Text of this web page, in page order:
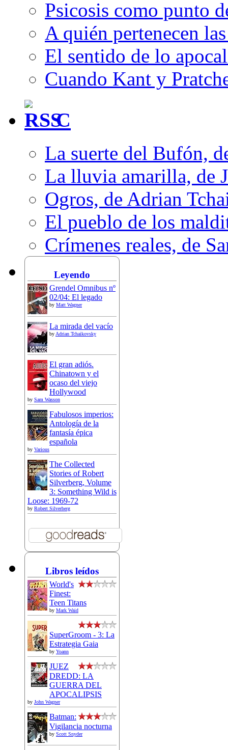
Psicosis como punto
A quién pertenecen
El sentido de lo
Cuando Kant y
C
La suerte del Bufón,
La lluvia amarilla, de
Ogros, de Adrian
El pueblo de los
Crímenes reales, de
Leyendo
Grendel Omnibus nº
02/04: El legado
by Matt Wagner
La mirada del vacío
byAdrian Tchaikovsky
El gran adiós.
Chinatown y el
ocaso del viejo
Hollywood
by Sam Wasson
Fabulosos imperios:
Antología de la
fantasía épica
española
by Various
The Collected
Stories of Robert
Silverberg, Volume
3: Something Wild is
Loose: 1969-72
by Robert Silverberg
Libros leídos
World's
Finest:
Teen Titans
by Mark Waid
SuperGroom - 3: La
Estrategia Gaia
by Yoann
JUEZ
DREDD: LA
GUERRA DEL
APOCALIPSIS
by John Wagner
Batman:
Vigilancia nocturna
by Scott Snyder